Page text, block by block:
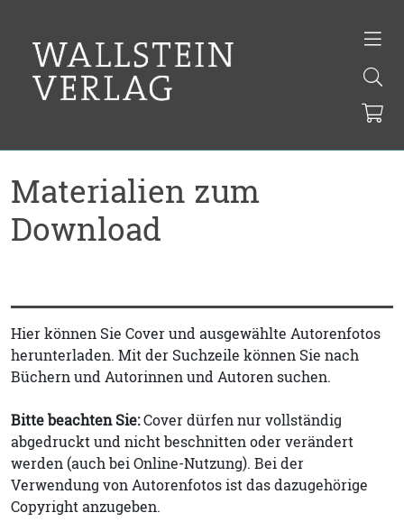
Materialien zum
Download
Hier können Sie Cover und ausgewählte Autorenfotos
herunterladen. Mit der Suchzeile können Sie nach
Büchern und Autorinnen und Autoren suchen.
Bitte beachten Sie:Cover dürfen nur vollständig
abgedruckt und nicht beschnitten oder verändert
werden (auch bei Online-Nutzung). Bei der
Verwendung von Autorenfotos ist das dazugehörige
Copyright anzugeben.